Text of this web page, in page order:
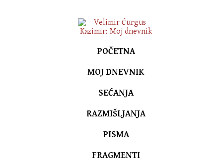
POČETNA
MOJ DNEVNIK
SEĆANJA
RAZMIŠLJANJA
PISMA
FRAGMENTI